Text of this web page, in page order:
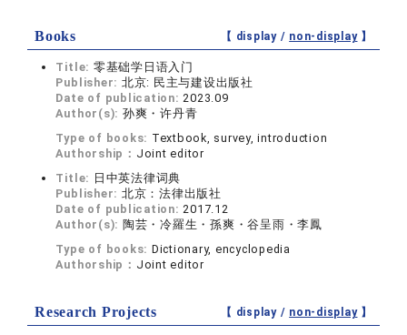
Books 【 display / non-display】
Title: 零基础学日语入门
Publisher: 北京: 民主与建设出版社
Date of publication:2023.09
Author(s): 孙爽・许丹青
Type of books: Textbook, survey, introduction
Authorship： Joint editor
Title: 日中英法律词典
Publisher: 北京：法律出版社
Date of publication:2017.12
Author(s): 陶芸・冷羅生・孫爽・谷呈雨・李鳳
Type of books: Dictionary, encyclopedia
Authorship： Joint editor
Research Projects 【 display / non-display】